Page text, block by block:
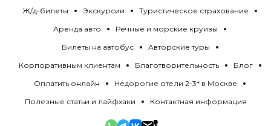
Ж/д-билеты
Экскурсии
Туристическое страхование
Аренда авто
Речные и морские круизы
Билеты на автобус
Авторские туры
Корпоративным клиентам
Благотворительность
Блог
Оплатить онлайн
Недорогие отели 2-3* в Москве
Полезные статьи и лайфхаки
Контактная информация